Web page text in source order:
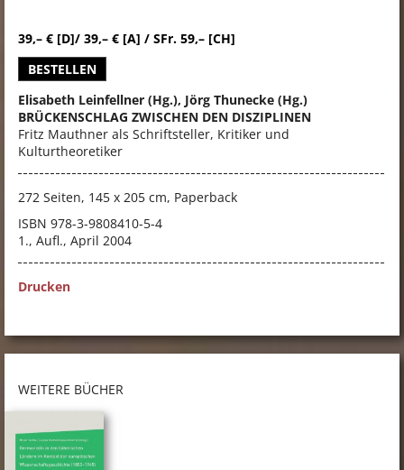
39,– € [D]/ 39,– € [A] / SFr. 59,– [CH]
BESTELLEN
Elisabeth Leinfellner (Hg.), Jörg Thunecke (Hg.)
BRÜCKENSCHLAG ZWISCHEN DEN DISZIPLINEN
Fritz Mauthner als Schriftsteller, Kritiker und
Kulturtheoretiker
272 Seiten, 145 x 205 cm, Paperback
ISBN 978-3-9808410-5-4
1., Aufl., April 2004
Drucken
WEITERE BÜCHER